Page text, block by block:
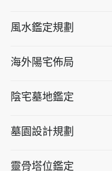
風水鑑定規劃
海外陽宅佈局
陰宅墓地鑑定
墓園設計規劃
靈骨塔位鑑定